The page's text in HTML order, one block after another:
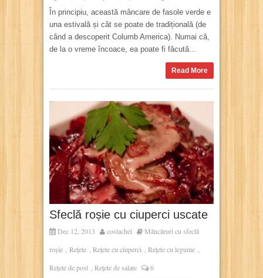
În principiu, această mâncare de fasole verde e
una estivală și cât se poate de tradițională (de
când a descoperit Columb America). Numai că,
de la o vreme încoace, ea poate fi făcută...
Read More
Sfeclă roșie cu ciuperci uscate
Dec 12, 2013 costachel
Mâncăruri cu sfeclă
roșie , Rețete , Rețete cu ciuperci , Rețete cu legume ,
Rețete de post , Rețete de salate 6